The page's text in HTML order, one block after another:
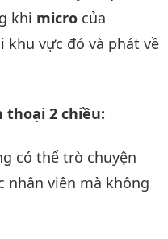
khi micro của
khu vực đó và phát về
thoại 2 chiều:
có thể trò chuyện
nhân viên mà không